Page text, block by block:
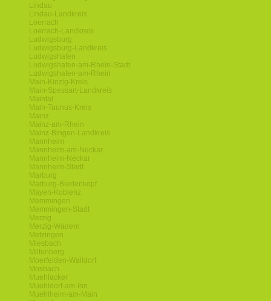
Lindau
Lindau-Landkreis
Loerrach
Loerrach-Landkreis
Ludwigsburg
Ludwigsburg-Landkreis
Ludwigshafen
Ludwigshafen-am-Rhein-Stadt
Ludwigshafen-am-Rhein
Main-Kinzig-Kreis
Main-Spessart-Landkreis
Maintal
Main-Taunus-Kreis
Mainz
Mainz-am-Rhein
Mainz-Bingen-Landkreis
Mannheim
Mannheim-am-Neckar
Mannheim-Neckar
Mannheim-Stadt
Marburg
Marburg-Biedenkopf
Mayen-Koblenz
Memmingen
Memmingen-Stadt
Merzig
Merzig-Wadern
Metzingen
Miesbach
Miltenberg
Moerfelden-Walldorf
Mosbach
Muehlacker
Muehldorf-am-Inn
Muehlheim-am-Main